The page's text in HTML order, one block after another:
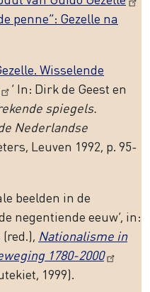
penne”: Gezelle na
Wisselende
’ In: Dirk de Geest en
spiegels.
Nederlandse
Leuven 1992, p. 95-
beelden in de
negentiende eeuw’, in:
Nationalisme in
1780-2000
1999).